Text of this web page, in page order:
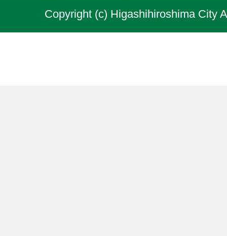
Copyright (c) Higashihiroshima City